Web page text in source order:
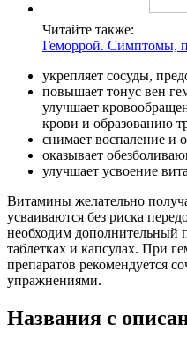
Читайте также:
Геморрой. Симптомы,
укрепляет сосуды,
повышает тонус вен
улучшает
крови и образованию
снимает воспаление и
оказывает
улучшает усвоение
Витамины желательно
усваиваются без риска
необходим дополнительный
таблетках и капсулах. При
препаратов рекомендуется
упражнениями.
Названия с